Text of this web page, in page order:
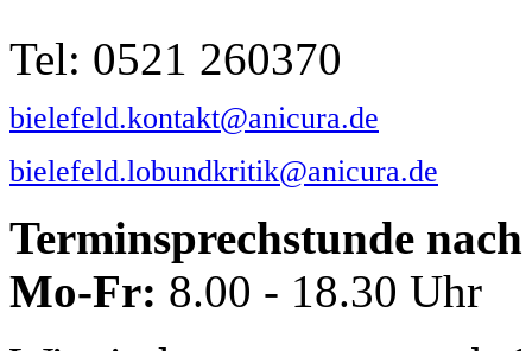
Tel: 0521 260370
bielefeld.kontakt@anicura.de
bielefeld.lobundkritik@anicura.de
Terminsprechstunde
Mo-Fr: 8.00 - 18.30 Uhr